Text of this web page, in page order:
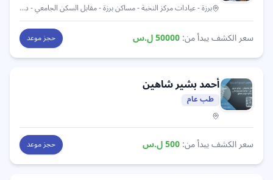
برزة- عيادات مركز النخبة - مساكن برزة - مقابل السكن الجامعي - دخلة فلافل على كيفك
سعر الكشف يبدأ من:50000ل.س حجز موعد
أحمد بشيرشاهين
طب عام
سعر الكشف يبدأ من:500ل.س حجز موعد